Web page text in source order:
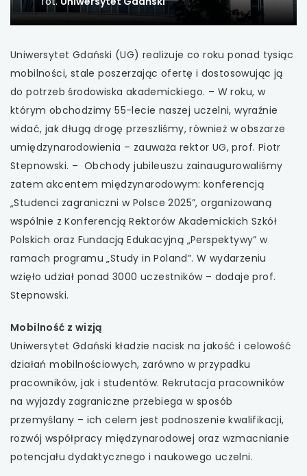
uwaga, link otwiera się w nowej karcie
uwaga, link otwiera się w nowej karcie
uwaga, link otwiera się w nowej karcie
uwaga, link otwiera się w nowej karcie
uwaga, link otwiera się w nowej karcie
uwaga, link otwiera się w nowej karcie
uwaga, link otwiera się w nowej karcie
uwaga, link otwiera się w nowej karcie
uwaga, link otwiera się w nowej karcie
uwaga, link otwiera się w nowej karcie
uwaga, link otwiera się w nowej karcie
Uniwersytet Gdański (UG) realizuje co roku ponad tysiąc
mobilności, stale poszerzając ofertę i dostosowując ją
do potrzeb środowiska akademickiego. – W roku, w
którym obchodzimy 55-lecie naszej uczelni, wyraźnie
widać, jak długą drogę przeszliśmy, również w obszarze
umiędzynarodowienia – zauważa rektor UG, prof. Piotr
Stepnowski. – Obchody jubileuszu zainaugurowaliśmy
zatem akcentem międzynarodowym: konferencją
„Studenci zagraniczni w Polsce 2025”, organizowaną
wspólnie z Konferencją Rektorów Akademickich Szkół
Polskich oraz Fundacją Edukacyjną „Perspektywy” w
ramach programu „Study in Poland”. W wydarzeniu
wzięło udział ponad 3000 uczestników – dodaje prof.
Stepnowski.
Mobilność z wizją
Uniwersytet Gdański kładzie nacisk na jakość i celowość
działań mobilnościowych, zarówno w przypadku
pracowników, jak i studentów. Rekrutacja pracowników
na wyjazdy zagraniczne przebiega w sposób
przemyślany – ich celem jest podnoszenie kwalifikacji,
rozwój współpracy międzynarodowej oraz wzmacnianie
potencjału dydaktycznego i naukowego uczelni.